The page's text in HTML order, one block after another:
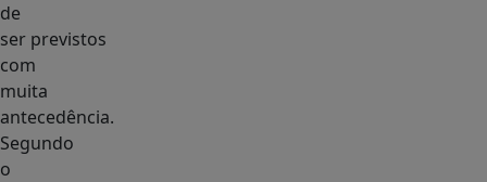
de
ser previstos
com
muita
antecedência.
Segundo
o